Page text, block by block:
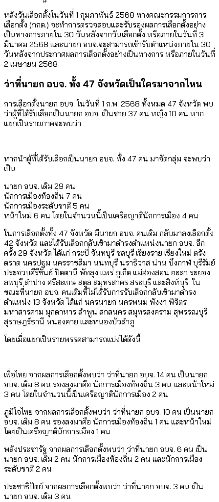
หลังวันเลือกตั้งในวันที่ 1 กุมภาพันธ์ 2568 ทางคณะกรรมการการ
เลือกตั้ง (กกต.) จะทำการตรวจสอบและรับรองผลการเลือกตั้งอย่าง
เป็นทางการภายใน 30 วันหลังจากวันเลือกตั้ง หรือภายในวันที่ 3
มีนาคม 2568 และนายก อบจ.จะสามารถเข้ารับตำแหน่งภายใน 30
วันหลังจากประกาศผลการเลือกตั้งอย่างเป็นทางการ หรือภายในวันที่
2 เมษายน 2568
ว่าที่นายก อบจ. ทั้ง 47 จังหวัดเป็นใครมาจากไหน
การเลือกตั้งนายก อบจ. ในวันที่ 1 ก.พ. 2568 ทั้งหมด 47 จังหวัด พบ
ว่าผู้ที่ได้รับเลือกเป็นนายก อบจ. เป็นชาย 37 คน หญิง 10 คน หาก
แยกเป็นรายภาคจะพบว่า
หากนำผู้ที่ได้รับเลือกเป็นนายก อบจ. ทั้ง 47 คน มาจัดกลุ่ม จะพบว่า
เป็น
นายก อบจ. เดิม 29 คน
นักการเมืองท้องถิ่น 7 คน
นักการเมืองระดับชาติ 5 คน
หน้าใหม่ 6 คน โดยในจำนวนนี้เป็นเครือญาตินักการเมือง 4 คน
ในการเลือกตั้งทั้ง 47 จังหวัด มีนายก อบจ. คนเดิม กลับมาลงเลือกตั้ง
42 จังหวัด และได้รับเลือกกลับเข้ามาดำรงตำแหน่งนายก อบจ. อีก
ครั้ง 29 จังหวัด ได้แก่ กระบี่ จันทบุรี ชลบุรี เชียงราย เชียงใหม่ ตรัง
ตราด นครปฐม นครราชสีมา นนทบุรี นราธิวาส น่าน บึงกาฬ บุรีรัมย์
ประจวบคีรีขันธ์ ปัตตานี พัทลุง แพร่ ภูเก็ต แม่ฮ่องสอน ยะลา ระยอง
ลพบุรี ลำปาง ศรีสะเกษ สตูล สมุทรสาคร สระบุรี และสิงห์บุรี ใน
ขณะที่นายก อบจ. คนเดิมที่ไม่ได้รับการรับเลือกกลับเข้ามาดำรง
ตำแหน่ง 13 จังหวัด ได้แก่ นครนายก นครพนม พังงา พิจิตร
มหาสารคาม มุกดาหาร ลำพูน สกลนคร สมุทรสงคราม สุพรรณบุรี
สุราษฎร์ธานี หนองคาย และหนองบัวลำภู
โดยเมื่อแยกเป็นรายพรรคสามารถแบ่งได้ดังนี้
เพื่อไทย จากผลการเลือกตั้งพบว่า ว่าที่นายก อบจ. 14 คน เป็นนายก
อบจ. เดิม 8 คน รองลงมาคือ นักการเมืองท้องถิ่น 3 คน และหน้าใหม่
3 คน โดยในจำนวนนี้เป็นเครือญาตินักการเมือง 2 คน
ภูมิใจไทย จากผลการเลือกตั้งพบว่า ว่าที่นายก อบจ. 10 คน เป็นนายก
อบจ. เดิม 8 คน รองลงมาคือ นักการเมืองท้องถิ่น 1 คน และหน้าใหม่
โดยเป็นเครือญาตินักการเมือง 1 คน
พลังประชารัฐ จากผลการเลือกตั้งพบว่า ว่าที่นายก อบจ. 6 คน เป็น
นายก อบจ. เดิม 2 คน นักการเมืองท้องถิ่น 2 คน และนักการเมือง
ระดับชาติ 2 คน
ประชาธิปัตย์ จากผลการเลือกตั้งพบว่า ว่าที่นายก อบจ. 3 คน เป็น
นายก อบจ. เดิม 3 คน